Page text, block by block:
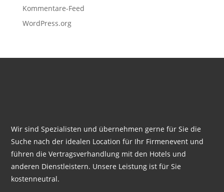
Kommentare-Feed
WordPress.org
Wir sind Spezialisten und übernehmen gerne für Sie die
Suche nach der idealen Location für Ihr Firmenevent und
führen die Vertragsverhandlung mit den Hotels und
anderen Dienstleistern. Unsere Leistung ist für Sie
kostenneutral.